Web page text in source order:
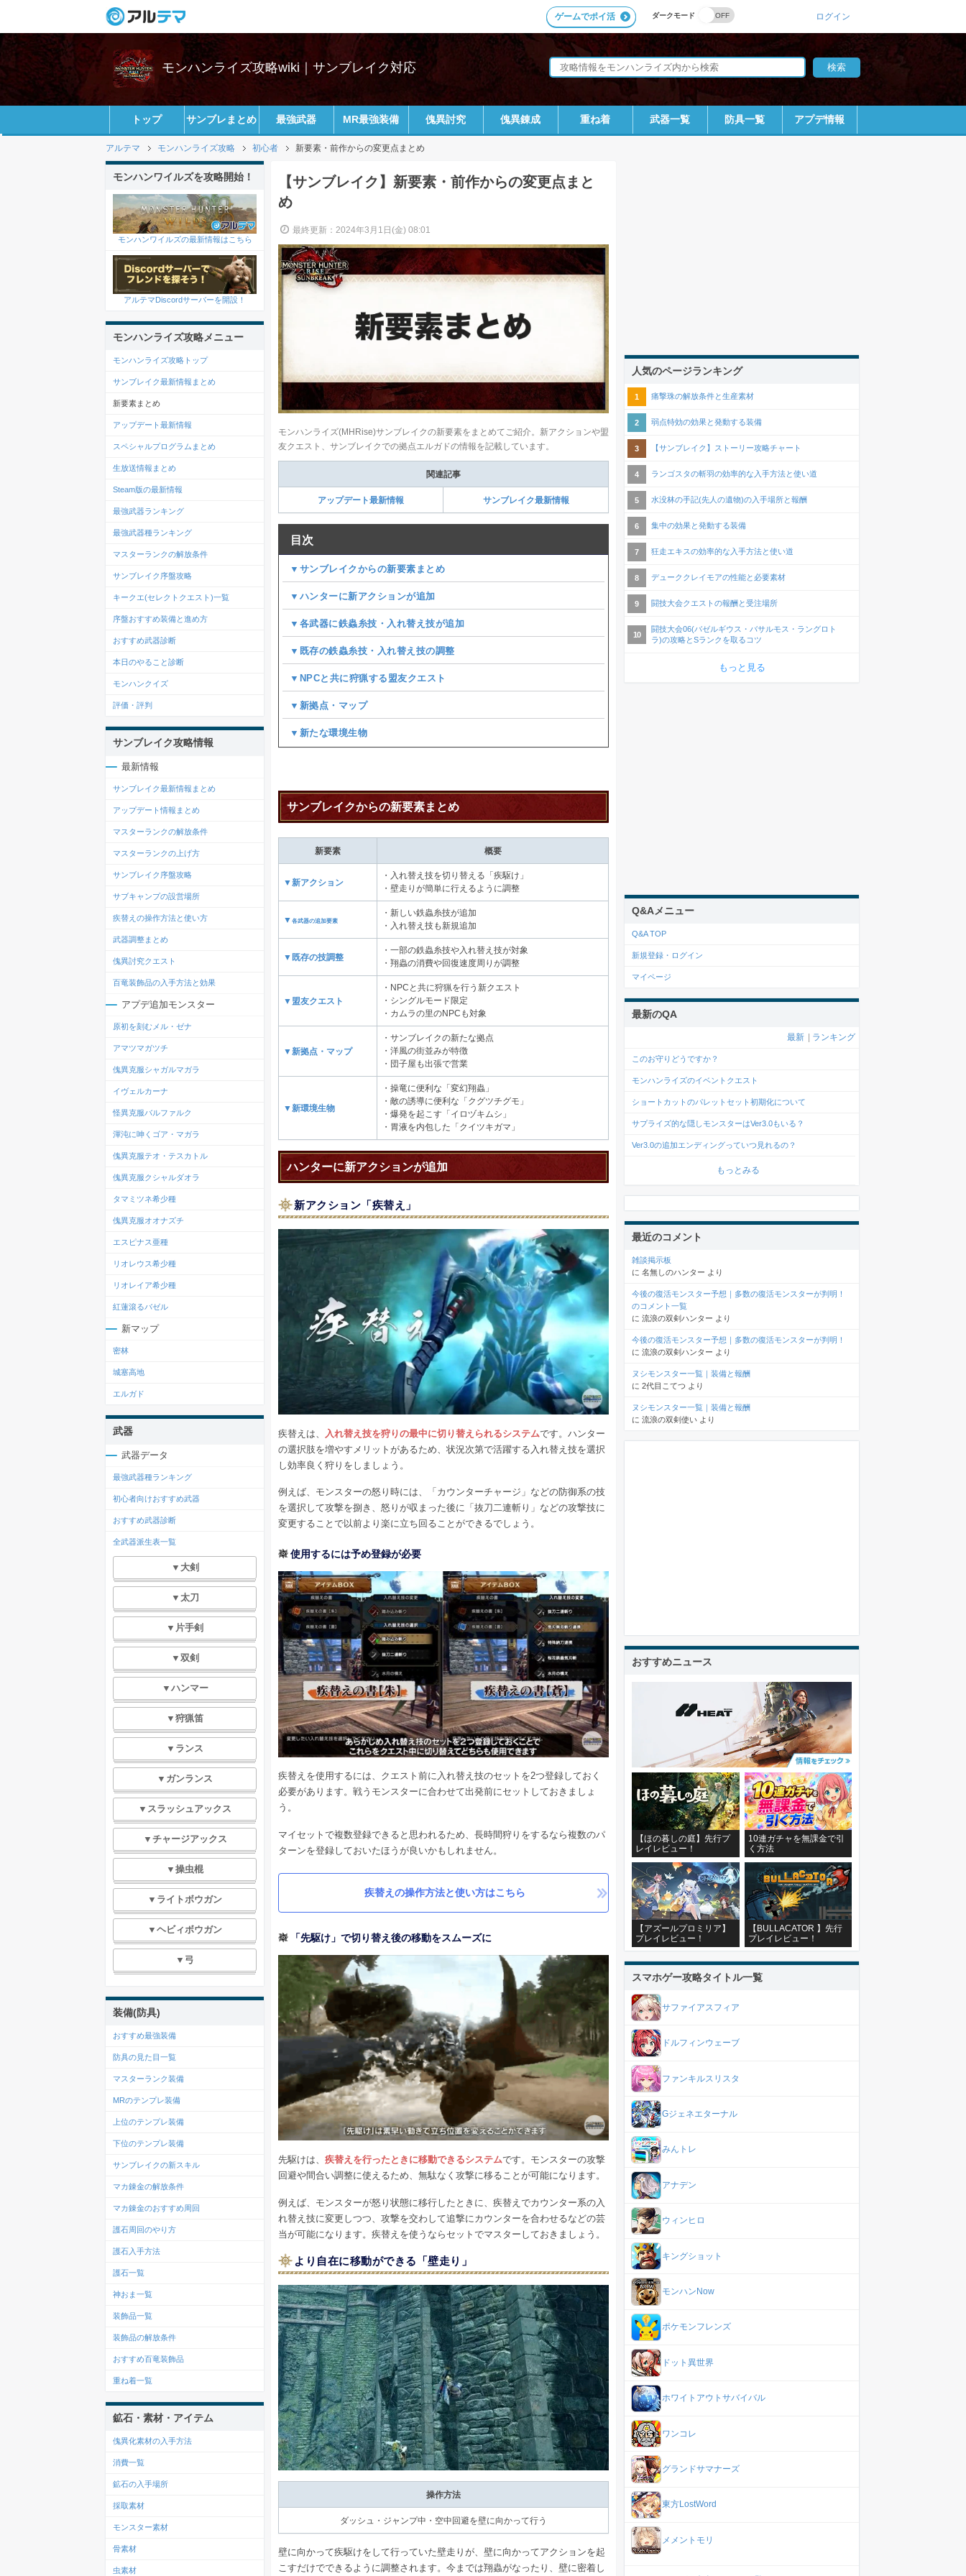
ダークモード
ゲームでポイ活 ログイン
モンハンライズ攻略wiki｜サンブレイク対応
トップ サンブレまとめ 最強武器 MR最強装備 傀異討究 傀異錬成 重ね着 武器一覧 防具一覧 アプデ情報
アルテマ モンハンライズ攻略 初心者 新要素・前作からの変更点まとめ
【サンブレイク】新要素・前作からの変更点まと
め
最終更新：2024年3月1日(金) 08:01
モンハンライズ(MHRise)サンブレイクの新要素をまとめてご紹介。新アクションや盟
友クエスト、サンブレイクでの拠点エルガドの情報を記載しています。
関連記事
アップデート最新情報 サンブレイク最新情報
目次
▼サンブレイクからの新要素まとめ
▼ハンターに新アクションが追加
▼各武器に鉄蟲糸技・入れ替え技が追加
▼既存の鉄蟲糸技・入れ替え技の調整
▼NPCと共に狩猟する盟友クエスト
▼新拠点・マップ
▼新たな環境生物
サンブレイクからの新要素まとめ
新要素 概要
▼新アクション
・入れ替え技を切り替える「疾駆け」
・壁走りが簡単に行えるように調整
▼ 各武器の追加要素
・新しい鉄蟲糸技が追加
・入れ替え技も新規追加
▼既存の技調整
・一部の鉄蟲糸技や入れ替え技が対象
・翔蟲の消費や回復速度周りが調整
▼盟友クエスト
・NPCと共に狩猟を行う新クエスト
・シングルモード限定
・カムラの里のNPCも対象
▼新拠点・マップ
・サンブレイクの新たな拠点
・洋風の街並みが特徴
・団子屋も出張で営業
▼新環境生物
・操竜に便利な「変幻翔蟲」
・敵の誘導に便利な「クグツチグモ」
・爆発を起こす「イロヅキムシ」
・胃液を内包した「クイツキガマ」
ハンターに新アクションが追加
新アクション「疾替え」
疾替えは、 入れ替え技を狩りの最中に切り替えられるシステムです。ハンター
の選択肢を増やすメリットがあるため、状況次第で活躍する入れ替え技を選択
し効率良く狩りをしましょう。
例えば、モンスターの怒り時には、「カウンターチャージ」などの防御系の技
を選択して攻撃を捌き、怒りが収まった後に「抜刀二連斬り」などの攻撃技に
変更することで以前より楽に立ち回ることができるでしょう。
使用するには予め登録が必要
疾替えを使用するには、クエスト前に入れ替え技のセットを2つ登録しておく
必要があります。戦うモンスターに合わせて出発前にセットしておきましょ
う。
マイセットで複数登録できると思われるため、長時間狩りをするなら複数のパ
ターンを登録しておいたほうが良いかもしれません。
疾替えの操作方法と使い方はこちら
「先駆け」で切り替え後の移動をスムーズに
先駆けは、 疾替えを行ったときに移動できるシステムです。モンスターの攻撃
回避や間合い調整に使えるため、無駄なく攻撃に移ることが可能になります。
例えば、モンスターが怒り状態に移行したときに、疾替えでカウンター系の入
れ替え技に変更しつつ、攻撃を交わして追撃にカウンターを合わせるなどの芸
当が可能になります。疾替えを使うならセットでマスターしておきましょう。
より自在に移動ができる「壁走り」
操作方法
ダッシュ・ジャンプ中・空中回避を壁に向かって行う
壁に向かって疾駆けをして行っていた壁走りが、壁に向かってアクションを起
こすだけでできるように調整されます。今までは翔蟲がなったり、壁に密着し
モンハンワイルズを攻略開始！
モンハンワイルズの最新情報はこちら
アルテマDiscordサーバーを開設！
モンハンライズ攻略メニュー
モンハンライズ攻略トップ
サンブレイク最新情報まとめ
新要素まとめ
アップデート最新情報
スペシャルプログラムまとめ
生放送情報まとめ
Steam版の最新情報
最強武器ランキング
最強武器種ランキング
マスターランクの解放条件
サンブレイク序盤攻略
キークエ(セレクトクエスト)一覧
序盤おすすめ装備と進め方
おすすめ武器診断
本日のやること診断
モンハンクイズ
評価・評判
サンブレイク攻略情報
最新情報
サンブレイク最新情報まとめ
アップデート情報まとめ
マスターランクの解放条件
マスターランクの上げ方
サンブレイク序盤攻略
サブキャンプの設営場所
疾替えの操作方法と使い方
武器調整まとめ
傀異討究クエスト
百竜装飾品の入手方法と効果
アプデ追加モンスター
原初を刻むメル・ゼナ
アマツマガツチ
傀異克服シャガルマガラ
イヴェルカーナ
怪異克服バルファルク
渾沌に呻くゴア・マガラ
傀異克服テオ・テスカトル
傀異克服クシャルダオラ
タマミツネ希少種
傀異克服オオナズチ
エスピナス亜種
リオレウス希少種
リオレイア希少種
紅蓮滾るバゼル
新マップ
密林
城塞高地
エルガド
武器
武器データ
最強武器種ランキング
初心者向けおすすめ武器
おすすめ武器診断
全武器派生表一覧
▼大剣
▼太刀
▼片手剣
▼双剣
▼ハンマー
▼狩猟笛
▼ランス
▼ガンランス
▼スラッシュアックス
▼チャージアックス
▼操虫棍
▼ライトボウガン
▼ヘビィボウガン
▼弓
装備(防具)
おすすめ最強装備
防具の見た目一覧
マスターランク装備
MRのテンプレ装備
上位のテンプレ装備
下位のテンプレ装備
サンブレイクの新スキル
マカ錬金の解放条件
マカ錬金のおすすめ周回
護石周回のやり方
護石入手方法
護石一覧
神おま一覧
装飾品一覧
装飾品の解放条件
おすすめ百竜装飾品
重ね着一覧
鉱石・素材・アイテム
傀異化素材の入手方法
消費一覧
鉱石の入手場所
採取素材
モンスター素材
骨素材
虫素材
人気のページランキング
痛撃珠の解放条件と生産素材
弱点特効の効果と発動する装備
【サンブレイク】ストーリー攻略チャート
ランゴスタの斬羽の効率的な入手方法と使い道
水没林の手記(先人の遺物)の入手場所と報酬
集中の効果と発動する装備
狂走エキスの効率的な入手方法と使い道
デューククレイモアの性能と必要素材
闘技大会クエストの報酬と受注場所
闘技大会06(バゼルギウス・バサルモス・ラングロト
ラ)の攻略とSランクを取るコツ
もっと見る
Q&Aメニュー
Q&A TOP
新規登録・ログイン
マイページ
最新のQA
最新 ランキング
このお守りどうですか？
モンハンライズのイベントクエスト
ショートカットのパレットセット初期化について
サプライズ的な隠しモンスターはVer3.0もいる？
Ver3.0の追加エンディングっていつ見れるの？
もっとみる
最近のコメント
雑談掲示板
に 名無しのハンター より
今後の復活モンスター予想｜多数の復活モンスターが判明！
のコメント一覧
に 流浪の双剣ハンター より
今後の復活モンスター予想｜多数の復活モンスターが判明！
に 流浪の双剣ハンター より
ヌシモンスター一覧｜装備と報酬
に 2代目こてつ より
ヌシモンスター一覧｜装備と報酬
に 流浪の双剣使い より
おすすめニュース
【ほの暮しの庭】先行プ
レイレビュー！
10連ガチャを無課金で引
く方法
【アズールプロミリア】
プレイレビュー！
【BULLACATOR 】先行
プレイレビュー！
スマホゲー攻略タイトル一覧
サファイアスフィア
ドルフィンウェーブ
ファンキルスリスタ
Gジェネエターナル
みんトレ
アナデン
ウィンヒロ
キングショット
モンハンNow
ポケモンフレンズ
ドット異世界
ホワイトアウトサバイバル
ワンコレ
グランドサマナーズ
東方LostWord
メメントモリ